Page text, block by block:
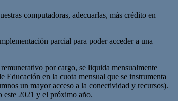
computadoras, adecuarlas, más crédito en
parcial para poder acceder a una
por cargo, se liquida mensualmente
en la cuota mensual que se instrumenta
un mayor acceso a la conectividad y recursos).
este 2021 y el próximo año.